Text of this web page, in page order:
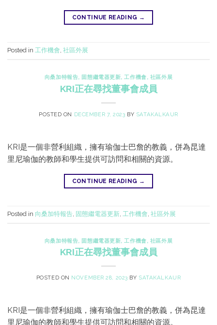
CONTINUE READING →
Posted in 工作機會, 社區外展
向桑加特報告, 固態繼電器更新,工作機會, 社區外展
KRI正在尋找董事會成員
POSTED ON DECEMBER 7, 2023 BY SATAKALKAUR
KRI是一個非營利組織，擁有瑜伽士巴詹的教義，併為昆達
里尼瑜伽的教師和學生提供可訪問和相關的資源。
CONTINUE READING →
Posted in 向桑加特報告 固態繼電器更新 工作機會 社區外展
向桑加特報告, 固態繼電器更新, 工作機會, 社區外展
KRI正在尋找董事會成員
POSTED ON NOVEMBER 28, 2023 BY SATAKALKAUR
KRI是一個非營利組織，擁有瑜伽士巴詹的教義，併為昆達
里尼瑜伽的教師和學生提供可訪問和相關的資源。